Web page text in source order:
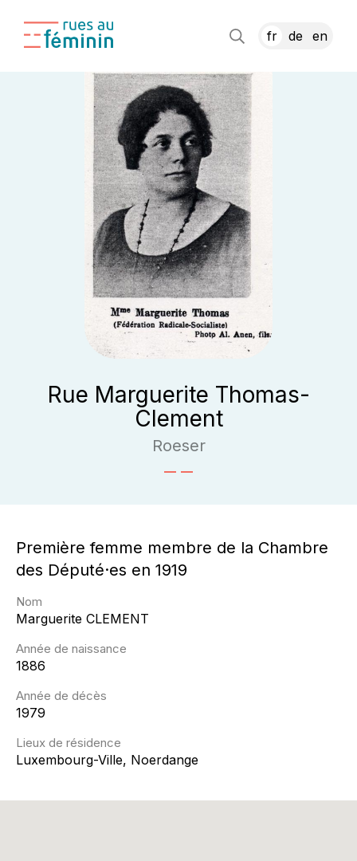
fr de en
Rue Marguerite Thomas-
Clement
Roeser
Première femme membre de la Chambre
des Député·es en 1919
Nom
Marguerite CLEMENT
Année de naissance
1886
Année de décès
1979
Lieux de résidence
Luxembourg-Ville, Noerdange